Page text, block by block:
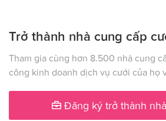
Dịch vụ cưới tại Hà Nội Dịch vụ
Dịch vụ cưới tại Điện Biên Dịch vụ
Dịch vụ cưới tại Đồng Tháp Dịch vụ
Dịch vụ cưới tại Hà Giang Dịch vụ
Trở thành nhà cung cấp
Tham gia cùng hơn 8.500 nhà cung
công kinh doanh dịch vụ cưới của họ
Đăng ký trở thành